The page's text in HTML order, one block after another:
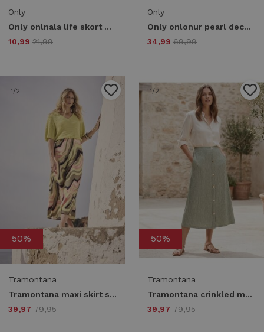
Only
Only onlnala life skort wvn noos Skort pumice stone leo
10,99 21,99
Only
Only onlonur pearl deco skirt dnm red dot Skort light medium blue denim
34,99 69,99
1/2
50%
Tramontana
Tramontana maxi skirt sunset desert c18-19-201 099992-printmulticolours
39,97 79,95
1/2
50%
Tramontana
Tramontana crinkled maxi skirt e02-19-201 006156-aloemelange
39,97 79,95